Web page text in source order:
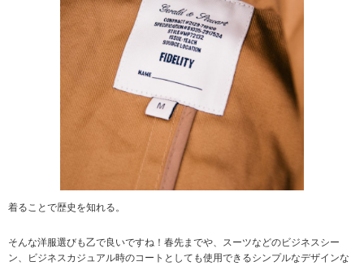
着ることで歴史を知れる。
そんな洋服選びも乙で良いですね！春先までや、スーツなどのビジネスシー
ン、ビジネスカジュアル時のコートとしても使用できるシンプルなデザインな